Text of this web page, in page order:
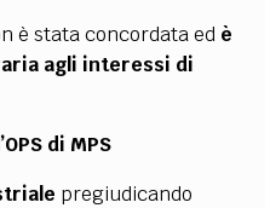
è stata concordata ed è
agli interessi di
di MPS
pregiudicando